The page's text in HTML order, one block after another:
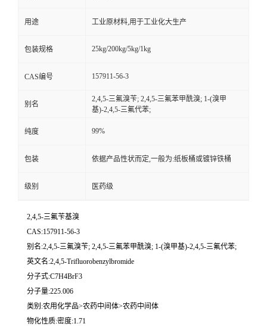
用途 工业原材料,用于工业化大生产
包装规格 25kg/200kg/5kg/1kg
CAS编号 157911-56-3
别名
2,4,5-三氟溴苄; 2,4,5-三氟苯甲酰溴; 1-(溴甲
基)-2,4,5-三氟代苯;
纯度 99%
包装 依据产品性状而定,一般为:纸板桶或镀锌铁桶
级别 医药级
2,4,5-三氟苄基溴
CAS:157911-56-3
别名:2,4,5-三氟溴苄; 2,4,5-三氟苯甲酰溴; 1-(溴甲基)-2,4,5-三氟代苯;
英文名:2,4,5-Trifluorobenzylbromide
分子式:C7H4BrF3
分子量:225.006
类别:农用化学品>农药中间体>农药中间体
物化性质:密度:1.71